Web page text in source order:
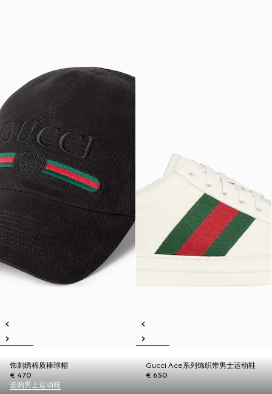
饰刺绣棉质棒球帽
€ 470
Gucci Ace系列饰织带男士运动鞋
€ 650
选购男士运动鞋